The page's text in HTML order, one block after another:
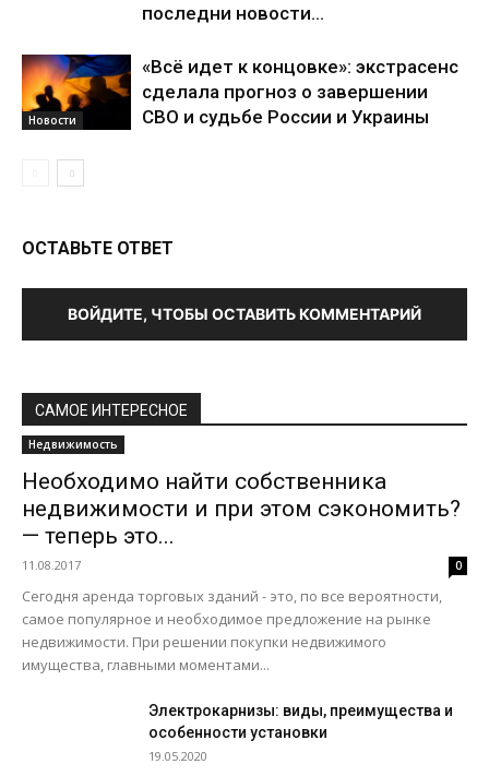
последни новости...
Новости
«Всё идет к концовке»: экстрасенс
сделала прогноз о завершении
СВО и судьбе России и Украины
ОСТАВЬТЕ ОТВЕТ
ВОЙДИТЕ, ЧТОБЫ ОСТАВИТЬ КОММЕНТАРИЙ
САМОЕ ИНТЕРЕСНОЕ
Недвижимость
Необходимо найти собственника
недвижимости и при этом сэкономить?
— теперь это...
11.08.2017 0
Сегодня аренда торговых зданий - это, по все вероятности,
самое популярное и необходимое предложение на рынке
недвижимости. При решении покупки недвижимого
имущества, главными моментами...
Электрокарнизы: виды, преимущества и
особенности установки
19.05.2020